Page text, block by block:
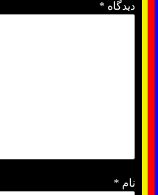
دیدگاه *
نام *